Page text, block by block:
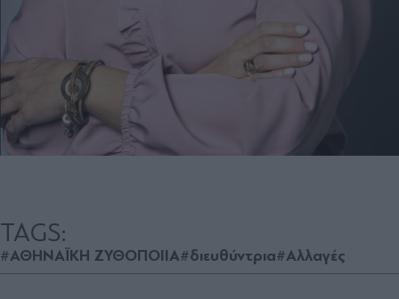
TAGS:
#ΑΘΗΝΑΪΚΗ ΖΥΘΟΠΟΙΙΑ#διευθύντρια#Αλλαγές